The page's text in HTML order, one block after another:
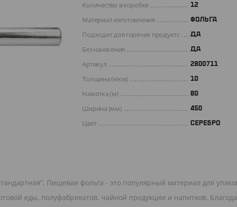
Количество в коробке 12
Материал изготовления ФОЛЬГА
Подходит для горячих продуктов ДА
Без нанесения ДА
Артикул 2800711
Толщина (мкм) 10
Намотка (м) 80
Ширина (мм) 450
Цвет СЕРЕБРО
Пищевая фольга - это популярный материал для
еды, полуфабрикатов, чайной продукции и напитков.